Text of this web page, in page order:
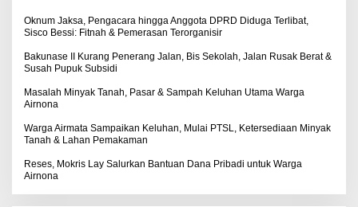
:Oknum Jaksa, Pengacara hingga Anggota DPRD Diduga Terlibat,
Sisco Bessi: Fitnah & Pemerasan Terorganisir
Bakunase II Kurang Penerang Jalan, Bis Sekolah, Jalan Rusak Berat &
Susah Pupuk Subsidi
Masalah Minyak Tanah, Pasar & Sampah Keluhan Utama Warga
Airnona
Warga Airmata Sampaikan Keluhan, Mulai PTSL, Ketersediaan Minyak
Tanah & Lahan Pemakaman
Reses, Mokris Lay Salurkan Bantuan Dana Pribadi untuk Warga
Airnona